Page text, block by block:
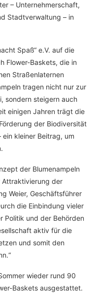
– Unternehmerschaft,
Stadtverwaltung – in
Spaß“ e.V. auf die
Flower-Baskets, die in
Straßenlaternen
tragen nicht nur zur
sondern steigern auch
einigen Jahren trägt die
der Biodiversität
kleiner Beitrag, um
der Blumenampeln
Attraktivierung der
Weier, Geschäftsführer
die Einbindung vieler
Politik und der Behörden
aktiv für die
und somit den
wieder rund 90
Baskets ausgestattet.